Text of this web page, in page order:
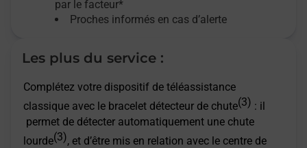
par le facteur*
Proches informés en cas d’alerte
Les plus du service :
Complétez votre dispositif de téléassistance
classique avec le bracelet détecteur de chute(3) : il
permet de détecter automatiquement une chute
lourde(3), et d’être mis en relation avec le centre de